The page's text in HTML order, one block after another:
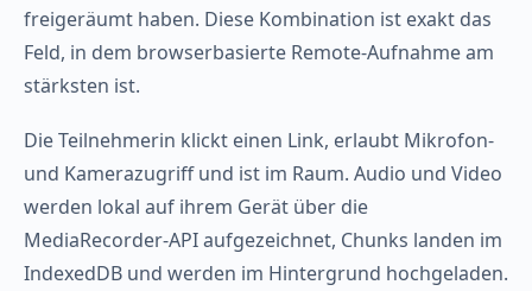
freigeräumt haben. Diese Kombination ist exakt das
Feld, in dem browserbasierte Remote-Aufnahme am
stärksten ist.
Die Teilnehmerin klickt einen Link, erlaubt Mikrofon-
und Kamerazugriff und ist im Raum. Audio und Video
werden lokal auf ihrem Gerät über die
MediaRecorder-API aufgezeichnet, Chunks landen im
IndexedDB und werden im Hintergrund hochgeladen.